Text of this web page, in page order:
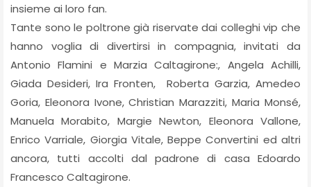
insieme ai loro fan.
Tante sono le poltrone già riservate dai colleghi vip che
hanno voglia di divertirsi in compagnia, invitati da
Antonio Flamini e Marzia Caltagirone:, Angela Achilli,
Giada Desideri, Ira Fronten, Roberta Garzia, Amedeo
Goria, Eleonora Ivone, Christian Marazziti, Maria Monsé,
Manuela Morabito, Margie Newton, Eleonora Vallone,
Enrico Varriale, Giorgia Vitale, Beppe Convertini ed altri
ancora, tutti accolti dal padrone di casa Edoardo
Francesco Caltagirone.